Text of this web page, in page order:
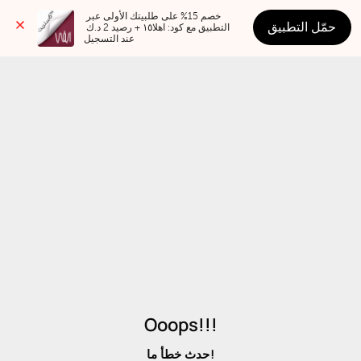
عند التسجيل
حمّل التطبيق
Ooops!!!
حدث خطأ ما!